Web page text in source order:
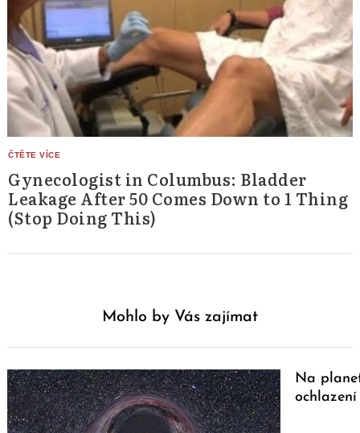
Gynecologist in Columbus: Bladder
Leakage After 50 Comes Down to 1 Thing
(Stop Doing This)
Mohlo by Vás zajímat
Na
ochlazení